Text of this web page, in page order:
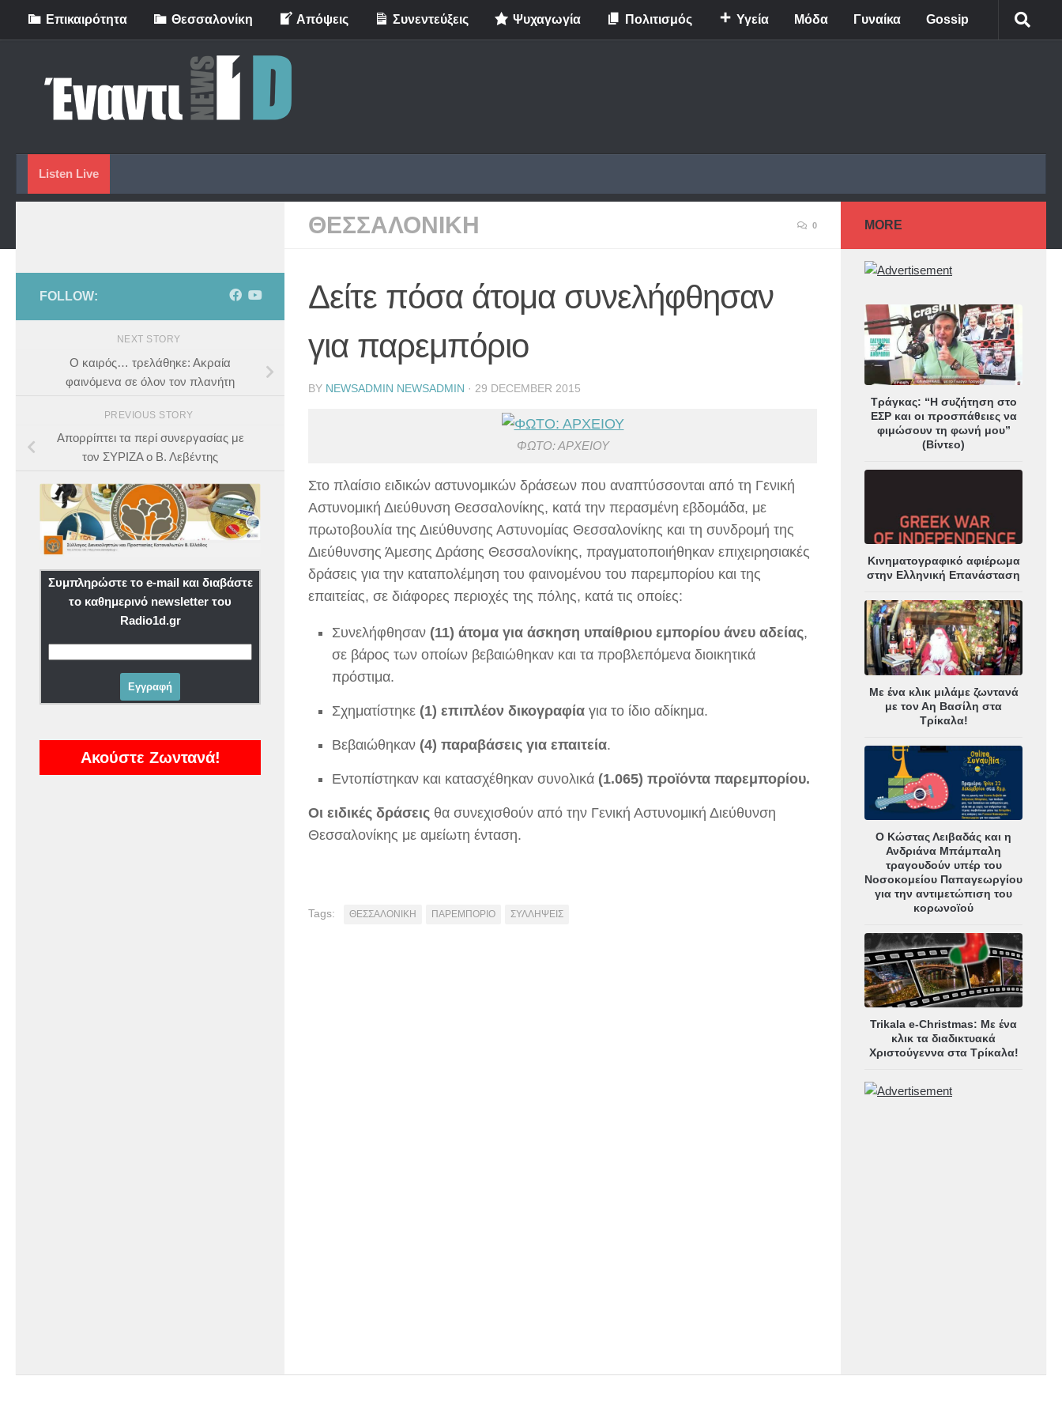
Skip to content
Eπικαιρότητα Θεσσαλονίκη Απόψεις Συνεντεύξεις Ψυχαγωγία Πολιτισμός Υγεία Μόδα Γυναίκα Gossip
Listen Live
ΘΕΣΣΑΛΟΝΙΚΗ 0
Δείτε πόσα άτομα συνελήφθησαν
για παρεμπόριο
BY NEWSADMIN NEWSADMIN · 29 DECEMBER 2015
ΦΩΤΟ: ΑΡΧΕΙΟΥ
Στο πλαίσιο ειδικών αστυνομικών δράσεων που αναπτύσσονται από τη Γενική
Αστυνομική Διεύθυνση Θεσσαλονίκης, κατά την περασμένη εβδομάδα, με
πρωτοβουλία της Διεύθυνσης Αστυνομίας Θεσσαλονίκης και τη συνδρομή της
Διεύθυνσης Άμεσης Δράσης Θεσσαλονίκης, πραγματοποιήθηκαν επιχειρησιακές
δράσεις για την καταπολέμηση του φαινομένου του παρεμπορίου και της
επαιτείας, σε διάφορες περιοχές της πόλης, κατά τις οποίες:
Συνελήφθησαν (11) άτομα για άσκηση υπαίθριου εμπορίου άνευ αδείας,
σε βάρος των οποίων βεβαιώθηκαν και τα προβλεπόμενα διοικητικά
πρόστιμα.
Σχηματίστηκε (1) επιπλέον δικογραφία για το ίδιο αδίκημα.
Βεβαιώθηκαν (4) παραβάσεις για επαιτεία.
Eντοπίστηκαν και κατασχέθηκαν συνολικά (1.065) προϊόντα παρεμπορίου.
Οι ειδικές δράσεις θα συνεχισθούν από την Γενική Αστυνομική Διεύθυνση
Θεσσαλονίκης με αμείωτη ένταση.
Tags: ΘΕΣΣΑΛΟΝΙΚΗ ΠΑΡΕΜΠΟΡΙΟ ΣΥΛΛΗΨΕΙΣ
FOLLOW:
NEXT STORY
Ο καιρός… τρελάθηκε: Ακραία
φαινόμενα σε όλον τον πλανήτη
PREVIOUS STORY
Απορρίπτει τα περί συνεργασίας με
τον ΣΥΡΙΖΑ ο Β. Λεβέντης
Συμπληρώστε το e-mail και διαβάστε
το καθημερινό newsletter του
Radio1d.gr
Ακούστε Ζωντανά!
MORE
Τράγκας: “Η συζήτηση στο
ΕΣΡ και οι προσπάθειες να
φιμώσουν τη φωνή μου”
(Βίντεο)
Κινηματογραφικό αφιέρωμα
στην Ελληνική Επανάσταση
Με ένα κλικ μιλάμε ζωντανά
με τον Αη Βασίλη στα
Τρίκαλα!
Ο Κώστας Λειβαδάς και η
Ανδριάνα Μπάμπαλη
τραγουδούν υπέρ του
Νοσοκομείου Παπαγεωργίου
για την αντιμετώπιση του
κορωνοϊού
Trikala e-Christmas: Με ένα
κλικ τα διαδικτυακά
Χριστούγεννα στα Τρίκαλα!